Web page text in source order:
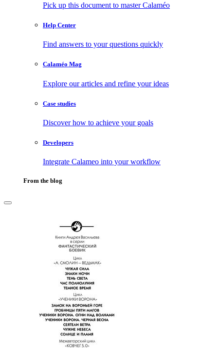
Pick up this document to master Calaméo
Help Center
Find answers to your questions quickly
Calaméo Mag
Explore our articles and refine your ideas
Case studies
Discover how to achieve your goals
Developers
Integrate Calameo into your workflow
From the blog